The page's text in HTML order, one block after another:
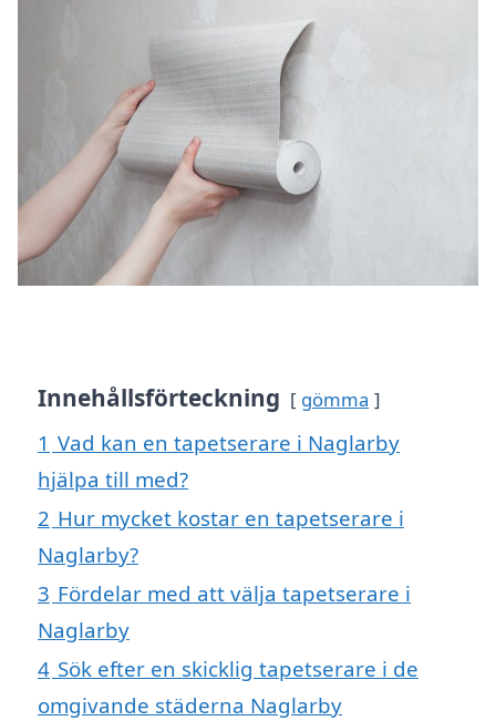
Innehållsförteckning gömma
1 Vad kan en tapetserare i Naglarby
hjälpa till med?
2 Hur mycket kostar en tapetserare i
Naglarby?
3 Fördelar med att välja tapetserare i
Naglarby
4 Sök efter en skicklig tapetserare i de
omgivande städerna Naglarby